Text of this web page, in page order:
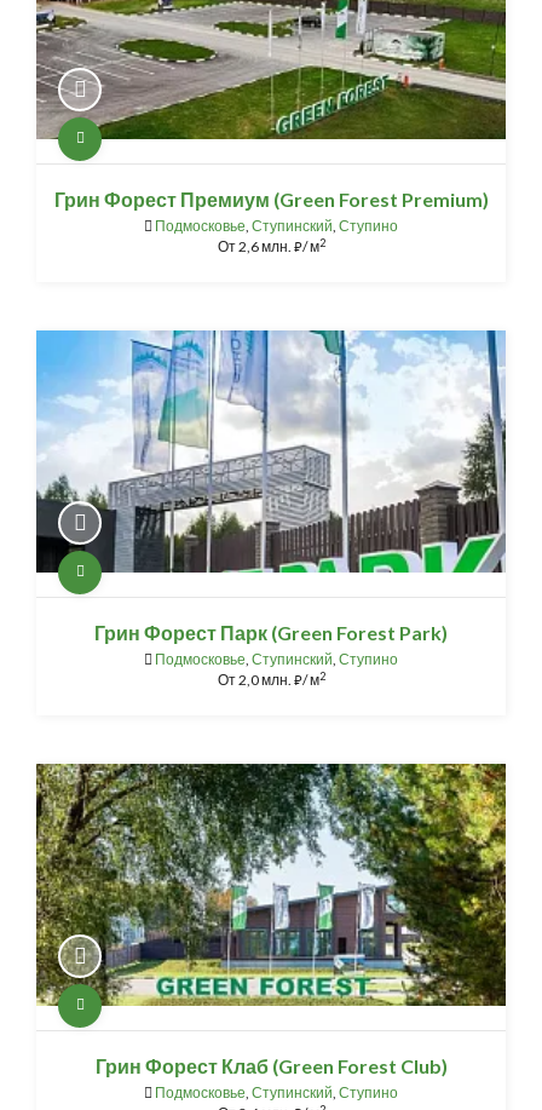
Грин Форест Премиум (Green Forest Premium)
Подмосковье, Ступинский, Ступино
От2,6 млн. ⃏/ м2
Грин Форест Парк (Green Forest Park)
Подмосковье, Ступинский, Ступино
От2,0 млн. ⃏/ м2
Грин Форест Клаб (Green Forest Club)
Подмосковье, Ступинский, Ступино